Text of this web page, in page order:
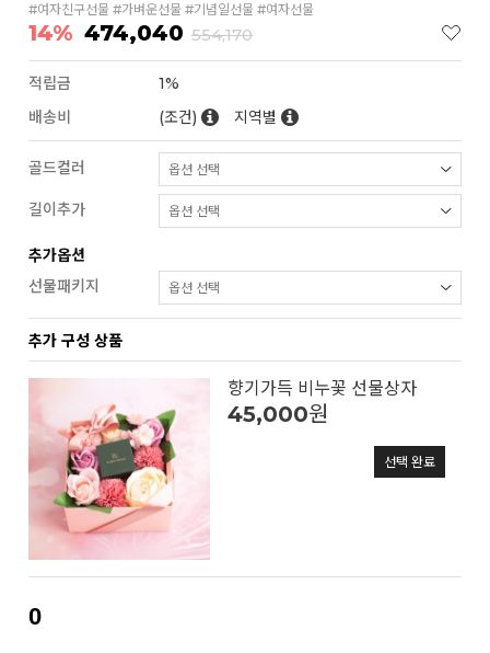
#여자친구선물 #가벼운선물 #기념일선물 #여자선물
14% 474,040 554,170
적립금
1%
배송비
(조건) 지역별
골드컬러
길이추가
추가옵션
선물패키지
추가 구성 상품
향기가득 비누꽃 선물상자
45,000원
선택 완료
0